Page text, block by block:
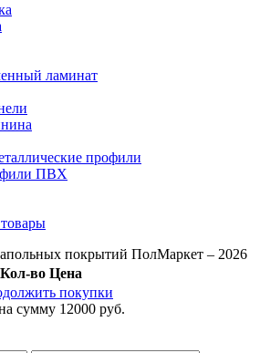
ламинат
профили
ПВХ
покрытий ПолМаркет – 2026
Кол-во Цена
покупки
сумму 12000 руб.